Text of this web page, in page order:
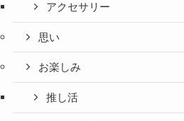
アクセサリー
思い
お楽しみ
推し活